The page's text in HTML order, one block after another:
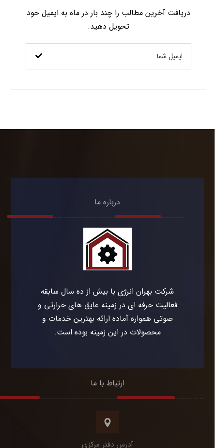
دریافت آخرین مطالب را چند بار در ماه به ایمیل خود
تحویل دهید.
درباره ما
شرکت بهران انرژی با بیش از ده سال سابقه
فعالیت حرفه ای در زمینه عایق های حرارتی و
صوتی همواره آماده ارائه بهترین خدمات و
محصولات در این زمینه بوده است.
ارتباط با ما
آدرس دفتر مرکزی